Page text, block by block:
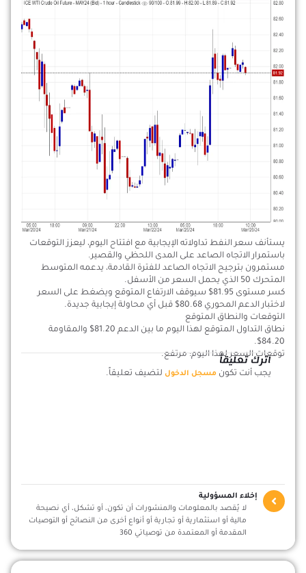
يستأنف سعر النفط تداولاته الإيجابية مع افتتاح اليوم، ليعزز التوقعات
باستمرار الاتجاه الصاعد على المدى اللحظي والقصير.
مستمرون بترجيح الاتجاه الصاعد للفترة القادمة، يدعمه المتوسط
المتحرك 50 الذي يحمل السعر من الأسفل.
كسر مستوى 81.95$ سيوقف الارتفاع المتوقع ويضغط على السعر
لاختبار الدعم المحوري 80.68$ قبل أي محاولة إيجابية جديدة.
التوقعات والنطاق المتوقع
نطاق التداول المتوقع لهذا اليوم ما بين الدعم 81.20$ والمقاومة
84.20$.
توقعات السعر لهذا اليوم: مرتفع.
اترك تعليقاً
يجب أنت تكون مسجل الدخول لتضيف تعليقاً.
إخلاء المسؤولية
لا يُقصد بالمعلومات والمنشورات أن تكون، أو تشكل، أي نصيحة
مالية أو استثمارية أو تجارية أو أنواع أخرى من النصائح أو التوصيات
المقدمة أو المعتمدة من توصياتي 360